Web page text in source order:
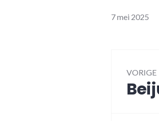
7 mei 2025
VORIGE
Vorig
bericht: